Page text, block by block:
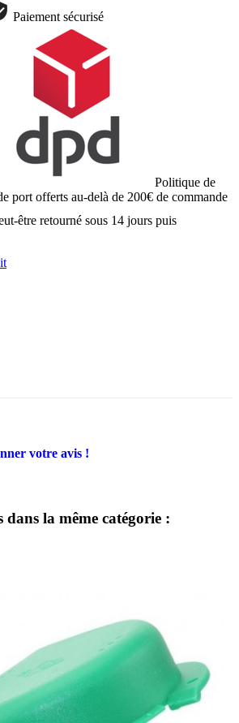
Paiement sécurisé
Politique de
port offerts au-delà de 200€ de commande
être retourné sous 14 jours puis
votre avis !
la même catégorie :